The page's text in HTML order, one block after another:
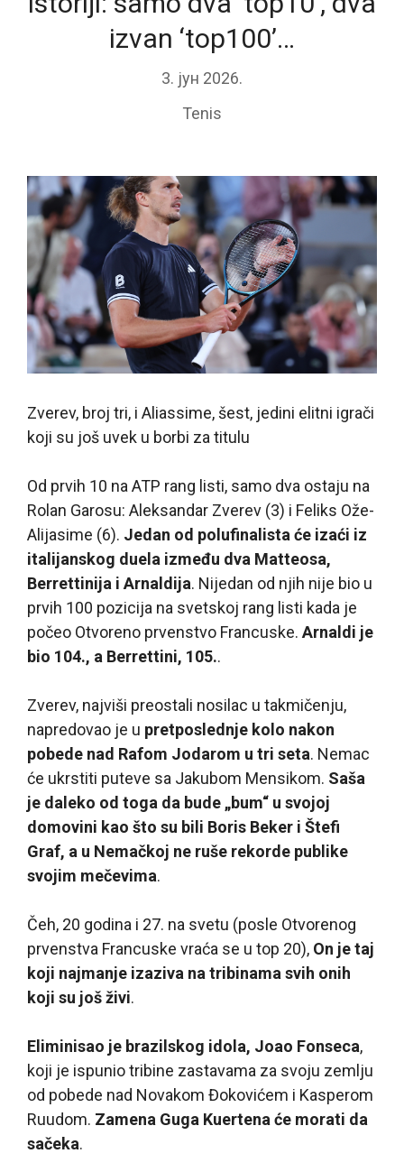
izvan ‘top100’…
3. јун 2026.
Tenis
Zverev, broj tri, i Aliassime, šest, jedini elitni igrači
koji su još uvek u borbi za titulu
Od prvih 10 na ATP rang listi, samo dva ostaju na
Rolan Garosu: Aleksandar Zverev (3) i Feliks Ože-
Alijasime (6). Jedan od polufinalista će izaći iz
italijanskog duela između dva Matteosa,
Berrettinija i Arnaldija. Nijedan od njih nije bio u
prvih 100 pozicija na svetskoj rang listi kada je
počeo Otvoreno prvenstvo Francuske. Arnaldi je
bio 104., a Berrettini, 105..
Zverev, najviši preostali nosilac u takmičenju,
napredovao je u pretposlednje kolo nakon
pobede nad Rafom Jodarom u tri seta. Nemac
će ukrstiti puteve sa Jakubom Mensikom. Saša
je daleko od toga da bude „bum“ u svojoj
domovini kao što su bili Boris Beker i Štefi
Graf, a u Nemačkoj ne ruše rekorde publike
svojim mečevima.
Čeh, 20 godina i 27. na svetu (posle Otvorenog
prvenstva Francuske vraća se u top 20), On je taj
koji najmanje izaziva na tribinama svih onih
koji su još živi.
Eliminisao je brazilskog idola, Joao Fonseca,
koji je ispunio tribine zastavama za svoju zemlju
od pobede nad Novakom Đokovićem i Kasperom
Ruudom. Zamena Guga Kuertena će morati da
sačeka.